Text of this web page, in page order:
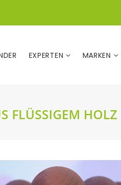
EXPERTEN MARKEN
FLÜSSIGEM HOLZ